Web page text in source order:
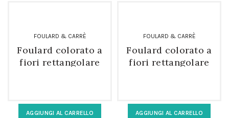
FOULARD & CARRÈ
Foulard colorato a
fiori rettangolare
AGGIUNGI AL CARRELLO
FOULARD & CARRÈ
Foulard colorato a
fiori rettangolare
AGGIUNGI AL CARRELLO